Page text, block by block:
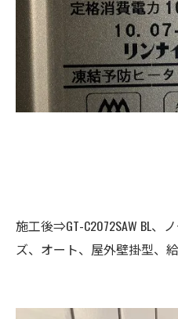
施工後⇒GT-C2072SAW BL、
ズ、オート、屋外壁掛型、